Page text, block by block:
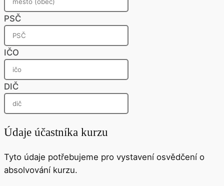
PSČ
IČO
DIČ
Údaje účastníka kurzu
Tyto údaje potřebujeme pro vystavení osvědčení o
absolvování kurzu.